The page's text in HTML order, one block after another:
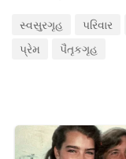
સ્વસુરગૃહ પરિવાર
પ્રેમ
પૈતૃકગૃહ